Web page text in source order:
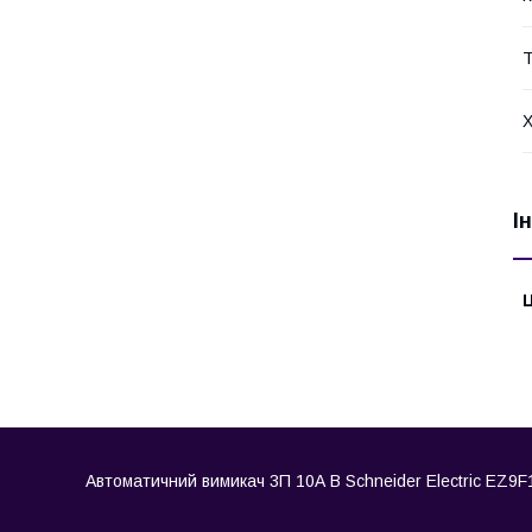
Автоматичний вимикач 3П 10А В Schneider Electric